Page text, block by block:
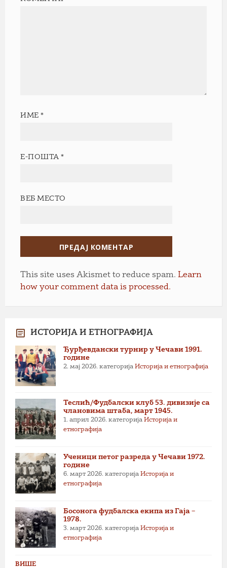
ИМЕ*
Е-ПОШТА*
ВЕБ МЕСТО
This site uses Akismet to reduce spam. Learn
how your comment data is processed.
ИСТОРИЈА И ЕТНОГРАФИЈА
Ђурђевдански турнир у Чечави 1991.
године
2. мај 2026. категорија Историја и етнографија
Теслић/Фудбалски клуб 53. дивизије са
члановима штаба, март 1945.
1. април 2026. категорија Историја и
етнографија
Ученици петог разреда у Чечави 1972.
године
6. март 2026. категорија Историја и
етнографија
Босонога фудбалска екипа из Гаја –
1978.
3. март 2026. категорија Историја и
етнографија
ВИШЕ